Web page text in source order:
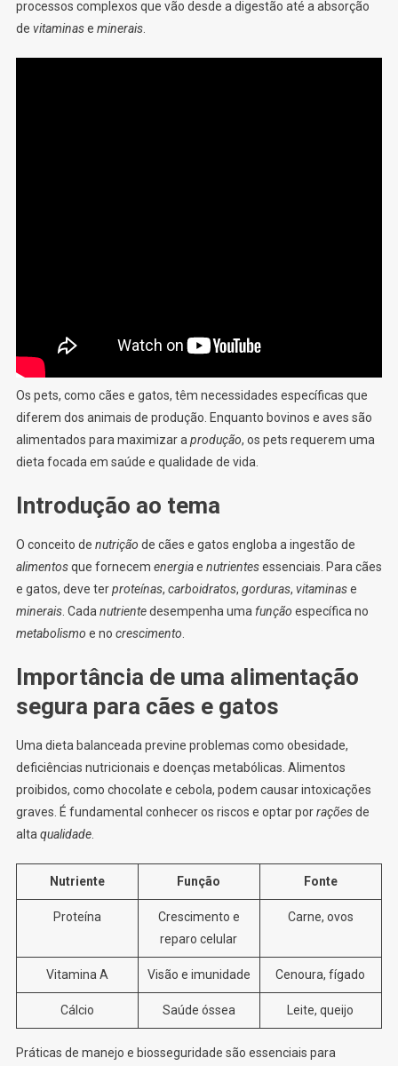
processos complexos que vão desde a digestão até a absorção
de vitaminase minerais.
Os pets, como cães e gatos, têm necessidades específicas que
diferem dos animais de produção. Enquanto bovinos e aves são
alimentados para maximizar a produção, os pets requerem uma
dieta focada em saúde e qualidade de vida.
Introdução ao tema
O conceito de nutrição de cães e gatos engloba a ingestão de
alimentosque fornecem energiae nutrientesessenciais. Para cães
e gatos, deve terproteínas, carboidratos, gorduras, vitaminase
minerais. Cada nutrientedesempenha uma função específica no
metabolismo e no crescimento
Importância de uma alimentação
segura para cães e gatos
Uma dieta balanceada previne problemas como obesidade,
deficiências nutricionais e doenças metabólicas. Alimentos
proibidos, como chocolate e cebola, podem causar intoxicações
graves. É fundamental conhecer os riscos e optar porraçõesde
alta qualidade.
Nutriente Função Fonte
Proteína
Crescimento e
reparo celular
Carne, ovos
Vitamina A Visão e imunidade Cenoura, fígado
Cálcio Saúde óssea Leite, queijo
Práticas de manejo e biosseguridade são essenciais para